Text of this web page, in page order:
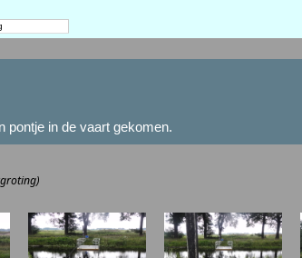
pontje in de vaart gekomen.